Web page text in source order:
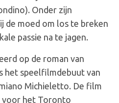
Onder zijn
de moed om los te breken
passie na te jagen.
op de roman van
het speelfilmdebuut van
Michieletto. De film
voor het Toronto